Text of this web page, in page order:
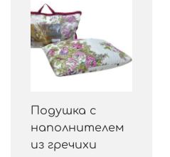
Подушка с
наполнителем
из гречихи